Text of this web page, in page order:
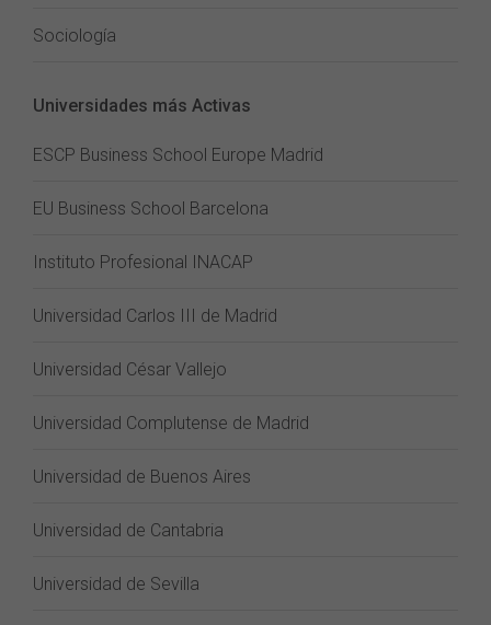
Sociología
Universidades más Activas
ESCP Business School Europe Madrid
EU Business School Barcelona
Instituto Profesional INACAP
Universidad Carlos III de Madrid
Universidad César Vallejo
Universidad Complutense de Madrid
Universidad de Buenos Aires
Universidad de Cantabria
Universidad de Sevilla